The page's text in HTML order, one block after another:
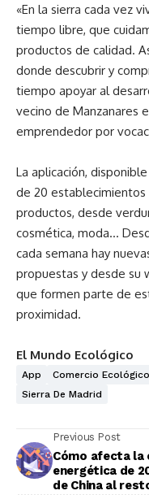
«En la sierra cada vez
tiempo libre, que
productos de calidad.
donde descubrir y
tiempo apoyar al
vecino de Manzanares
emprendedor por
La aplicación,
de 20
productos, desde
cosmética, moda…
cada semana hay
propuestas y desde su
que formen parte de
proximidad.
El Mundo Ecológico
App Comercio Ecológico
Sierra De Madrid
Previous Post
Cómo afecta la
energética de
de China al